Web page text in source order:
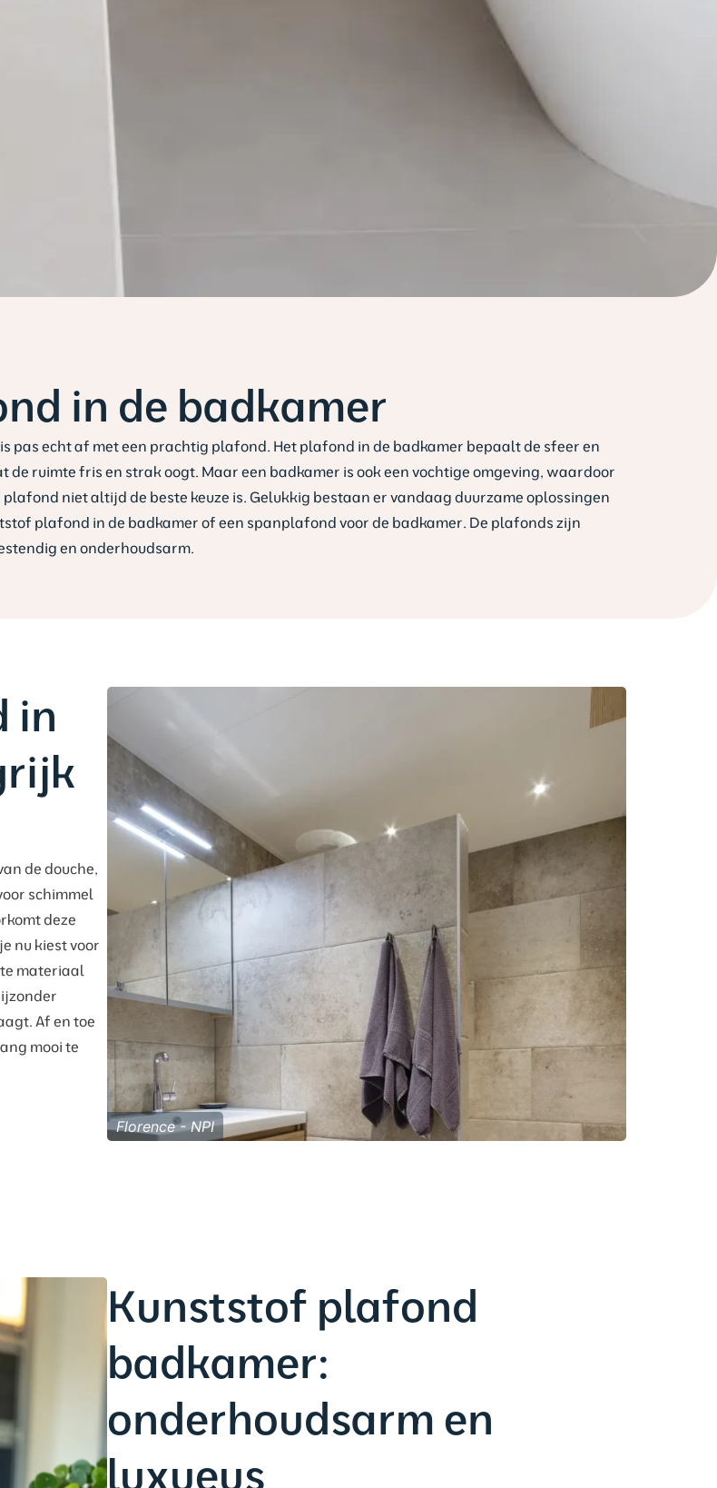
in de badkamer
pas echt af met een prachtig plafond. Het plafond in de badkamer bepaalt de sfeer en
de ruimte fris en strak oogt. Maar een badkamer is ook een vochtige omgeving, waardoor
niet altijd de beste keuze is. Gelukkig bestaan er vandaag duurzame oplossingen
plafond in de badkamer of een spanplafond voor de badkamer. De plafonds zijn
en onderhoudsarm.
in
de douche,
schimmel
deze
nu kiest voor
materiaal
Af en toe
mooi te
Florence - NPI
Kunststof plafond
badkamer:
onderhoudsarm en
luxueus